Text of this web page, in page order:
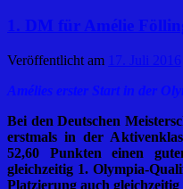
1. DM für Amélie
Veröffentlicht am 17. Juli 2016
Amélies erster Start in der
Bei den Deutschen
erstmals in der
52,60 Punkten einen
gleichzeitig 1. Olympia-
Platzierung auch